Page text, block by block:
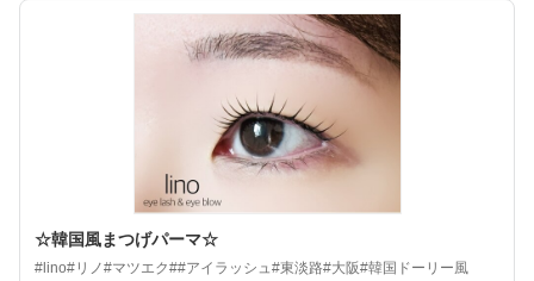
☆韓国風まつげパーマ☆
#lino#リノ#マツエク##アイラッシュ#東淡路#大阪#韓国ドーリー風